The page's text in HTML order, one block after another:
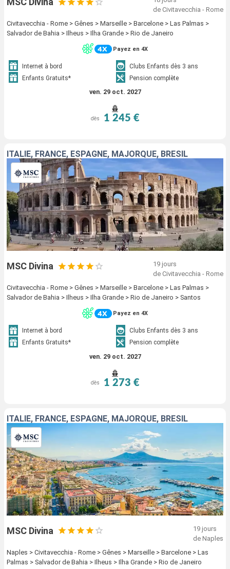
de Civitavecchia - Rome
Civitavecchia - Rome > Gênes > Marseille > Barcelone > Las Palmas >
Salvador de Bahia > Ilheus > Ilha Grande > Rio de Janeiro
Payez en 4X
Internet à bord
Clubs Enfants dès 3 ans
Enfants Gratuits*
Pension complète
ven. 29 oct. 2027
dès 1 245 €
ITALIE, FRANCE, ESPAGNE, MAJORQUE, BRÉSIL
MSC Divina
19 jours
de Civitavecchia - Rome
Civitavecchia - Rome > Gênes > Marseille > Barcelone > Las Palmas >
Salvador de Bahia > Ilheus > Ilha Grande > Rio de Janeiro > Santos
Payez en 4X
Internet à bord
Clubs Enfants dès 3 ans
Enfants Gratuits*
Pension complète
ven. 29 oct. 2027
dès 1 273 €
ITALIE, FRANCE, ESPAGNE, MAJORQUE, BRÉSIL
MSC Divina
19 jours
de Naples
Naples > Civitavecchia - Rome > Gênes > Marseille > Barcelone > Las
Palmas > Salvador de Bahia > Ilheus > Ilha Grande > Rio de Janeiro